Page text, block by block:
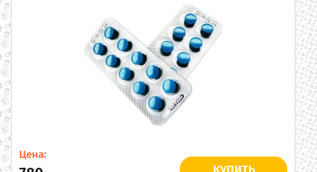
Цена: